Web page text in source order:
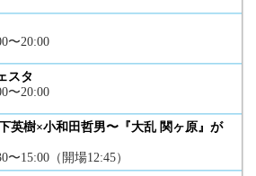
〜20:00
スタ
〜20:00
英樹×小和田哲男〜『大乱 関ヶ原』が
〜15:00（開場12:45）